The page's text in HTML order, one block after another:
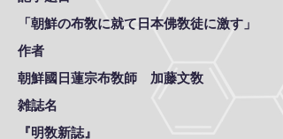
「朝鮮の布敎に就て日本佛敎徒に激す」
作者
朝鮮國日蓮宗布敎師 加藤文敎
雑誌名
『明敎新誌』